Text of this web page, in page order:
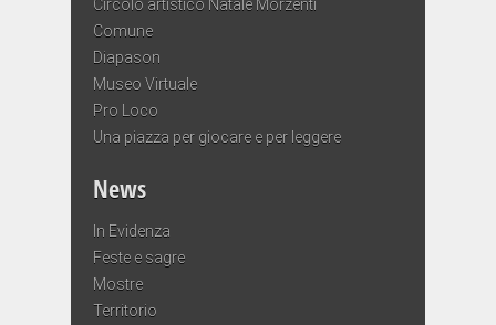
Circolo artistico Natale Morzenti
Comune
Diapason
Museo Virtuale
Pro Loco
Una piazza per giocare e per leggere
News
In Evidenza
Feste e sagre
Mostre
Territorio